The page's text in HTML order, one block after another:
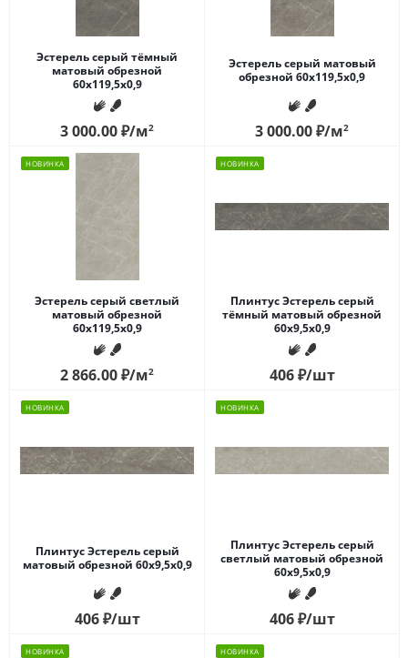
Эстерель серый тёмный
матовый обрезной
60x119,5x0,9
3 000.00₽/м2
Эстерель серый матовый
обрезной 60x119,5x0,9
3 000.00₽/м2
НОВИНКА
Эстерель серый светлый
матовый обрезной
60x119,5x0,9
2 866.00₽/м2
НОВИНКА
Плинтус Эстерель серый
тёмный матовый обрезной
60x9,5x0,9
406₽/шт
НОВИНКА
Плинтус Эстерель серый
матовый обрезной 60x9,5x0,9
406₽/шт
НОВИНКА
Плинтус Эстерель серый
светлый матовый обрезной
60x9,5x0,9
406₽/шт
НОВИНКА НОВИНКА